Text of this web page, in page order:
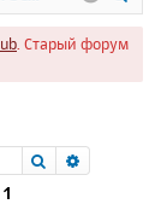
д
. Старый форум
Поиск
1